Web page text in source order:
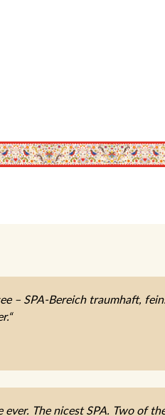
– SPA-Bereich traumhaft,
The nicest SPA. Two of